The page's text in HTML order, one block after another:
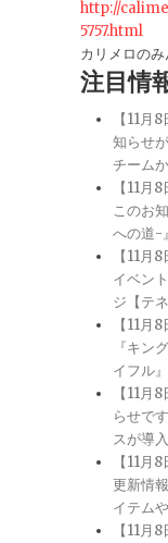
http://
5757.html
カリメロの
注目情
【11月
知らせ
チーム
【11月
このお
への道-
【11月
イベン
ジ【テ
【11月
『キン
イフル
【11
らせで
スが導
【11月
更新情
イテム
【11月